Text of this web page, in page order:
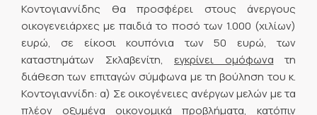
Κοντογιαννίδης θα προσφέρει στους άνεργους
οικογενειάρχες με παιδιά το ποσό των 1.000 (χιλίων)
ευρώ, σε είκοσι κουπόνια των 50 ευρώ, των
καταστημάτων Σκλαβενίτη, εγκρίνει ομόφωνα τη
διάθεση των επιταγών σύμφωνα με τη βούληση του κ.
Κοντογιαννίδη: α) Σε οικογένειες ανέργων μελών με τα
πλέον οξυμένα οικονομικά προβλήματα, κατόπιν